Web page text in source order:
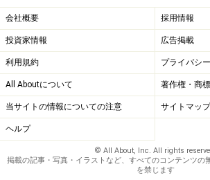
アンナプルナトレッキング
ダンプス村からマチャプチャレの眺望
ポカラはアンナプルナトレッキングの
トレッカーが滞在します。トレッキン
によって多様なコースがあります。バ
ッキングの出発地へ移動し、点在する
会社概要 採用情報
投資家情報 広告掲載
利用規約 プライバシ
All Aboutについて 著作権・商
当サイトの情報についての注意 サイトマップ
ヘルプ
© All About, Inc. All rights
掲載の記事・写真・イラストなど、すべてのコンテンツの
を禁じます